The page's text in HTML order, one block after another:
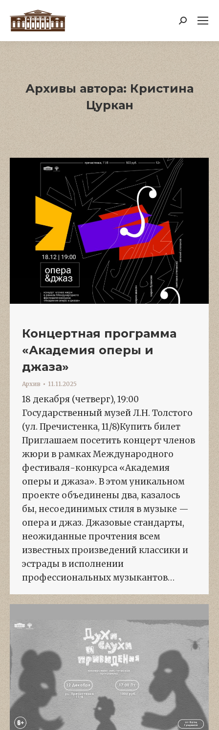
Поиск:
Архивы автора: Кристина
Цуркан
Концертная программа
«Академия оперы и
джаза»
Архив 11.11.2025
18 декабря (четверг), 19:00
Государственный музей Л.Н. Толстого
(ул. Пречистенка, 11/8)Купить билет
Приглашаем посетить концерт членов
жюри в рамках Международного
фестиваля-конкурса «Академия
оперы и джаза». В этом уникальном
проекте объединены два, казалось
бы, несоединимых стиля в музыке —
опера и джаз. Джазовые стандарты,
неожиданные прочтения всем
известных произведений классики и
эстрады в исполнении
профессиональных музыкантов…